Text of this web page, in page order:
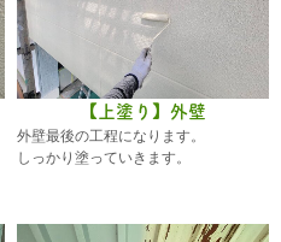
【上塗り】外壁
外壁最後の工程になります。
しっかり塗っていきます。